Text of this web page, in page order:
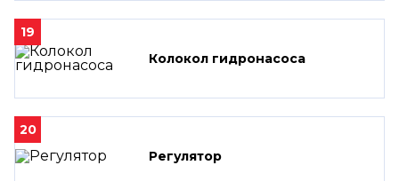
19
Колокол гидронасоса
20
Регулятор